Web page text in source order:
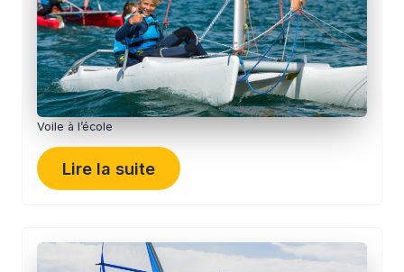
Voile à l’école
Lire la suite